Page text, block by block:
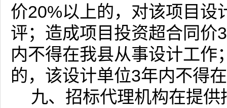
价20%以上的，对该项目设
评；造成项目投资超合同价
内不得在我县从事设计工作
的，该设计单位3年内不得
九、招标代理机构在提